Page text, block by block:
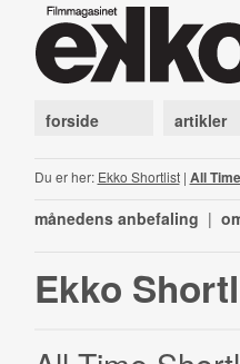
forside artikler
Du er her: Ekko Shortlist| All Time
månedens anbefaling |
Ekko